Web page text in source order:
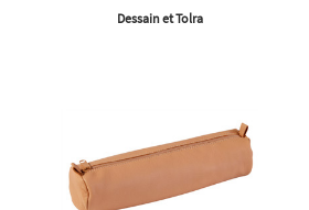
Dessain et Tolra